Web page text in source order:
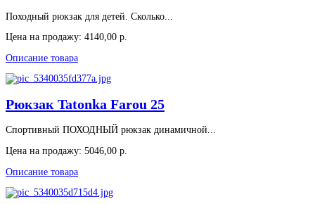
Походный рюкзак для детей. Сколько...
Цена на продажу: 4140,00 р.
Описание товара
Рюкзак Tatonka Farou 25
Спортивный ПОХОДНЫЙ рюкзак динамичной...
Цена на продажу: 5046,00 р.
Описание товара